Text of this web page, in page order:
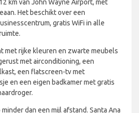
km van John Wayne Airport, met
Het beschikt over een
gratis WiFi in alle
met rijke kleuren en zwarte meubels
met airconditioning, een
een flatscreen-tv met
en een eigen badkamer met gratis
dan een mijl afstand. Santa Ana